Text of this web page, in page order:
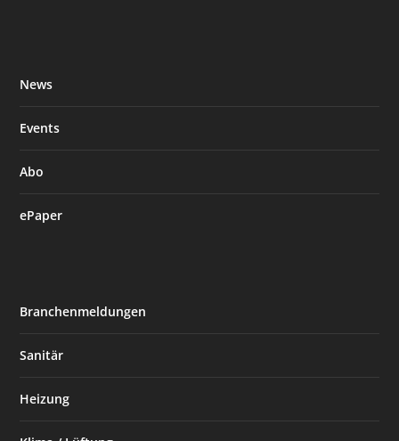
News
Events
Abo
ePaper
Branchenmeldungen
Sanitär
Heizung